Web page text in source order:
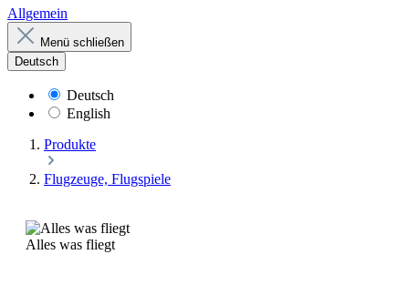
Allgemein
Menü schließen
Deutsch
Deutsch
English
Produkte
Flugzeuge, Flugspiele
Alles was fliegt